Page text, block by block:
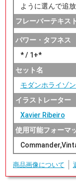
ように選んで追放
フレーバーテキスト
パワー・タフネス
* / 1+*
セット名
モダンホライゾ
イラストレーター
Xavier Ribeiro
使用可能フォーマ
商品画像について